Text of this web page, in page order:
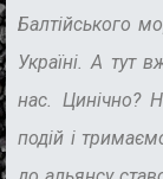
Балтійського
Україні. А тут
нас. Цинічно?
подій і